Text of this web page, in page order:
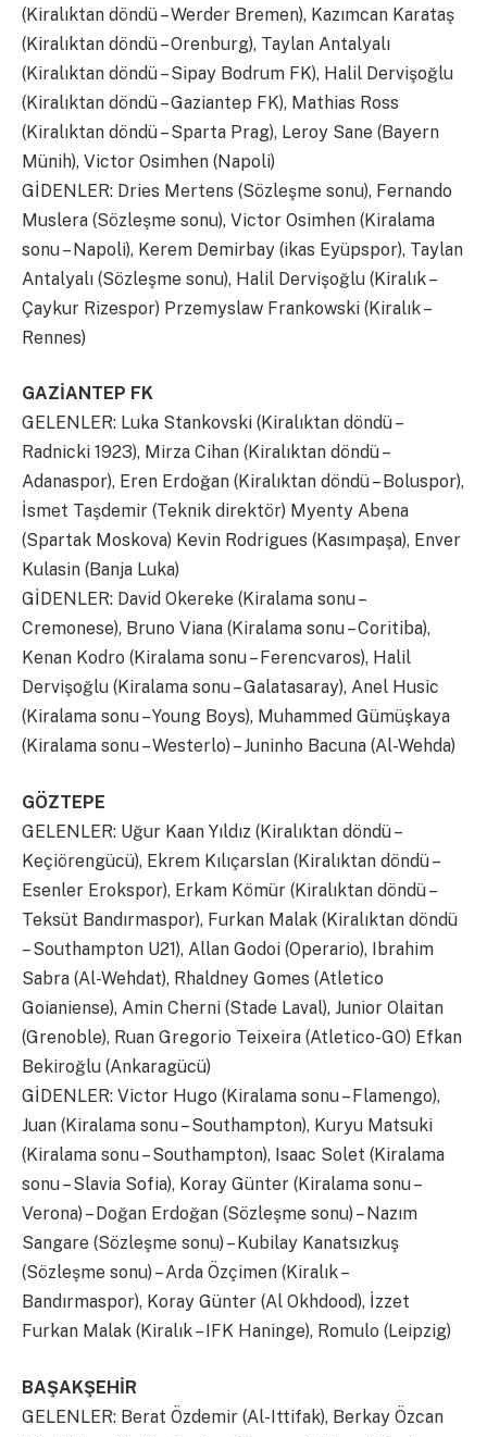
(Kiralıktan döndü – Werder Bremen), Kazımcan Karataş
(Kiralıktan döndü – Orenburg), Taylan Antalyalı
(Kiralıktan döndü – Sipay Bodrum FK), Halil Dervişoğlu
(Kiralıktan döndü – Gaziantep FK), Mathias Ross
(Kiralıktan döndü – Sparta Prag), Leroy Sane (Bayern
Münih), Victor Osimhen (Napoli)
GİDENLER: Dries Mertens (Sözleşme sonu), Fernando
Muslera (Sözleşme sonu), Victor Osimhen (Kiralama
sonu – Napoli), Kerem Demirbay (ikas Eyüpspor), Taylan
Antalyalı (Sözleşme sonu), Halil Dervişoğlu (Kiralık –
Çaykur Rizespor) Przemyslaw Frankowski (Kiralık –
Rennes)
GAZİANTEP FK
GELENLER: Luka Stankovski (Kiralıktan döndü –
Radnicki 1923), Mirza Cihan (Kiralıktan döndü –
Adanaspor), Eren Erdoğan (Kiralıktan döndü – Boluspor),
İsmet Taşdemir (Teknik direktör) Myenty Abena
(Spartak Moskova) Kevin Rodrigues (Kasımpaşa), Enver
Kulasin (Banja Luka)
GİDENLER: David Okereke (Kiralama sonu –
Cremonese), Bruno Viana (Kiralama sonu – Coritiba),
Kenan Kodro (Kiralama sonu – Ferencvaros), Halil
Dervişoğlu (Kiralama sonu – Galatasaray), Anel Husic
(Kiralama sonu – Young Boys), Muhammed Gümüşkaya
(Kiralama sonu – Westerlo) – Juninho Bacuna (Al-Wehda)
GÖZTEPE
GELENLER: Uğur Kaan Yıldız (Kiralıktan döndü –
Keçiörengücü), Ekrem Kılıçarslan (Kiralıktan döndü –
Esenler Erokspor), Erkam Kömür (Kiralıktan döndü –
Teksüt Bandırmaspor), Furkan Malak (Kiralıktan döndü
– Southampton U21), Allan Godoi (Operario), Ibrahim
Sabra (Al-Wehdat), Rhaldney Gomes (Atletico
Goianiense), Amin Cherni (Stade Laval), Junior Olaitan
(Grenoble), Ruan Gregorio Teixeira (Atletico-GO) Efkan
Bekiroğlu (Ankaragücü)
GİDENLER: Victor Hugo (Kiralama sonu – Flamengo),
Juan (Kiralama sonu – Southampton), Kuryu Matsuki
(Kiralama sonu – Southampton), Isaac Solet (Kiralama
sonu – Slavia Sofia), Koray Günter (Kiralama sonu –
Verona) – Doğan Erdoğan (Sözleşme sonu) – Nazım
Sangare (Sözleşme sonu) – Kubilay Kanatsızkuş
(Sözleşme sonu) – Arda Özçimen (Kiralık –
Bandırmaspor), Koray Günter (Al Okhdood), İzzet
Furkan Malak (Kiralık – IFK Haninge), Romulo (Leipzig)
BAŞAKŞEHİR
GELENLER: Berat Özdemir (Al-Ittifak), Berkay Özcan